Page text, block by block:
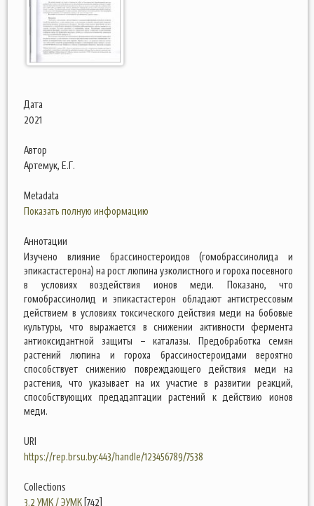
Дата
2021
Автор
Артемук, Е.Г.
Metadata
Показать полную информацию
Аннотации
Изучено влияние брассиностероидов (гомобрассинолида и
эпикастастерона) на рост люпина узколистного и гороха посевного
в условиях воздействия ионов меди. Показано, что
гомобрассинолид и эпикастастерон обладают антистрессовым
действием в условиях токсического действия меди на бобовые
культуры, что выражается в снижении активности фермента
антиоксидантной защиты – каталазы. Предобработка семян
растений люпина и гороха брассиностероидами вероятно
способствует снижению повреждающего действия меди на
растения, что указывает на их участие в развитии реакций,
способствующих предадаптации растений к действию ионов
меди.
URI
https://rep.brsu.by:443/handle/123456789/7538
Collections
3.2 УМК / ЭУМК [742]